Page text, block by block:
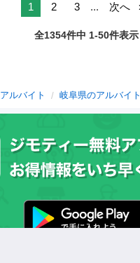
1 2 3 ... 次へ
全1354件中 1-50件表示
アルバイト 岐阜県のアルバイト